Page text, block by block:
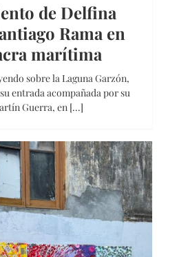
de Delfina
Rama en
marítima
sobre la Laguna Garzón,
entrada acompañada por su
Guerra, en [...]